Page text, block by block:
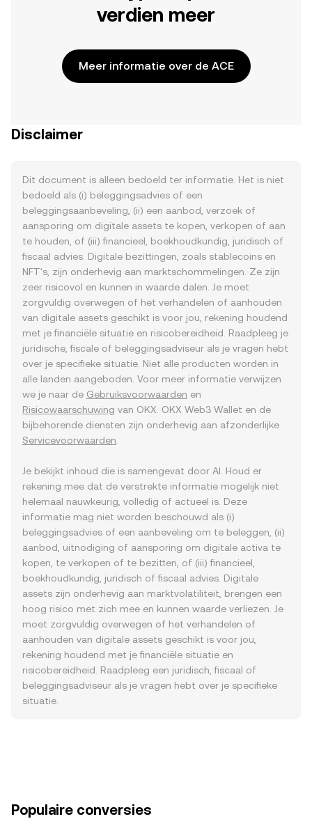
verdien meer
Meer informatie over de ACE
Disclaimer
Dit document is alleen bedoeld ter informatie. Het is niet
bedoeld als (i) beleggingsadvies of een
beleggingsaanbeveling, (ii) een aanbod, verzoek of
aansporing om digitale assets te kopen, verkopen of aan
te houden, of (iii) financieel, boekhoudkundig, juridisch of
fiscaal advies. Digitale bezittingen, zoals stablecoins en
NFT's, zijn onderhevig aan marktschommelingen. Ze zijn
zeer risicovol en kunnen in waarde dalen. Je moet
zorgvuldig overwegen of het verhandelen of aanhouden
van digitale assets geschikt is voor jou, rekening houdend
met je financiële situatie en risicobereidheid. Raadpleeg je
juridische, fiscale of beleggingsadviseur als je vragen hebt
over je specifieke situatie. Niet alle producten worden in
alle landen aangeboden. Voor meer informatie verwijzen
we je naar de Gebruiksvoorwaarden en
Risicowaarschuwing van OKX. OKX Web3 Wallet en de
bijbehorende diensten zijn onderhevig aan afzonderlijke
Servicevoorwaarden
Je bekijkt inhoud die is samengevat door AI. Houd er
rekening mee dat de verstrekte informatie mogelijk niet
helemaal nauwkeurig, volledig of actueel is. Deze
informatie mag niet worden beschouwd als (i)
beleggingsadvies of een aanbeveling om te beleggen, (ii)
aanbod, uitnodiging of aansporing om digitale activa te
kopen, te verkopen of te bezitten, of (iii) financieel,
boekhoudkundig, juridisch of fiscaal advies. Digitale
assets zijn onderhevig aan marktvolatiliteit, brengen een
hoog risico met zich mee en kunnen waarde verliezen. Je
moet zorgvuldig overwegen of het verhandelen of
aanhouden van digitale assets geschikt is voor jou,
rekening houdend met je financiële situatie en
risicobereidheid. Raadpleeg een juridisch, fiscaal of
beleggingsadviseur als je vragen hebt over je specifieke
situatie.
Populaire conversies